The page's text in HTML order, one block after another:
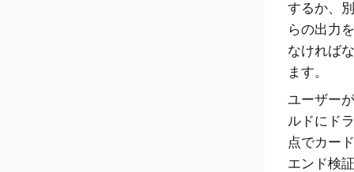
するか、
らの出力
なければ
ます。
ユーザー
ルドにド
点でカー
エンド検